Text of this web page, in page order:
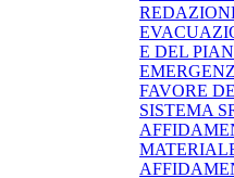
E DEL
FAVORE
SISTEMA